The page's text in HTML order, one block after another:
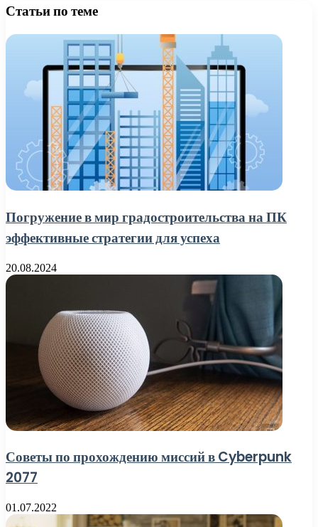
Статьи по теме
Погружение в мир градостроительства на ПК
эффективные стратегии для успеха
20.08.2024
Советы по прохождению миссий в Cyberpunk
2077
01.07.2022